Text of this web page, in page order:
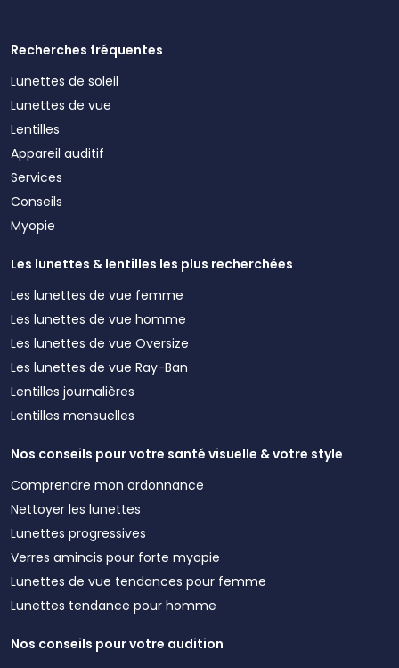
Recherches fréquentes
Lunettes de soleil
Lunettes de vue
Lentilles
Appareil auditif
Services
Conseils
Myopie
Les lunettes & lentilles les plus recherchées
Les lunettes de vue femme
Les lunettes de vue homme
Les lunettes de vue Oversize
Les lunettes de vue Ray-Ban
Lentilles journalières
Lentilles mensuelles
Nos conseils pour votre santé visuelle & votre style
Comprendre mon ordonnance
Nettoyer les lunettes
Lunettes progressives
Verres amincis pour forte myopie
Lunettes de vue tendances pour femme
Lunettes tendance pour homme
Nos conseils pour votre audition